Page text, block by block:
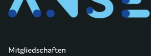
Mitgliedschaften